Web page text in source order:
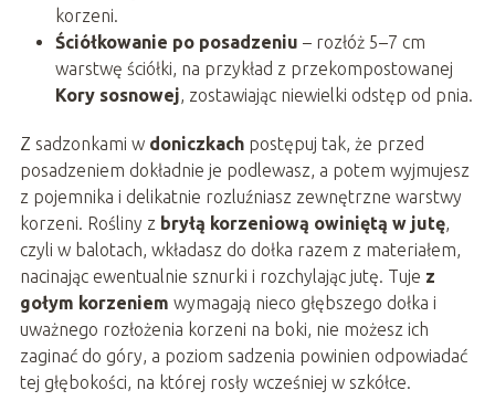
korzeni.
Ściółkowanie po posadzeniu – rozłóż 5–7 cm
warstwę ściółki, na przykład z przekompostowanej
Kory sosnowej , zostawiając niewielki odstęp od pnia.
Z sadzonkami w doniczkachpostępuj tak, że przed
posadzeniem dokładnie je podlewasz, a potem wyjmujesz
z pojemnika i delikatnie rozluźniasz zewnętrzne warstwy
korzeni. Rośliny z bryłą korzeniową owiniętą w jutę,
czyli w balotach, wkładasz do dołka razem z materiałem,
nacinając ewentualnie sznurki i rozchylając jutę. Tuje z
gołym korzeniem wymagają nieco głębszego dołka i
uważnego rozłożenia korzeni na boki, nie możesz ich
zaginać do góry, a poziom sadzenia powinien odpowiadać
tej głębokości, na której rosły wcześniej w szkółce.